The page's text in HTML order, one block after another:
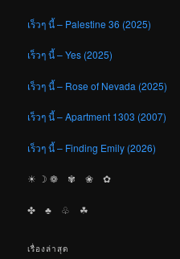
เร็วๆ นี้ – Palestine 36 (2025)
เร็วๆ นี้ – Yes (2025)
เร็วๆ นี้ – Rose of Nevada (2025)
เร็วๆ นี้ – Apartment 1303 (2007)
เร็วๆ นี้ – Finding Emily (2026)
☀︎ ☽ ❁ ✾ ❀ ✿
✤ ♣︎ ♧ ☘︎
เรื่องล่าสุด